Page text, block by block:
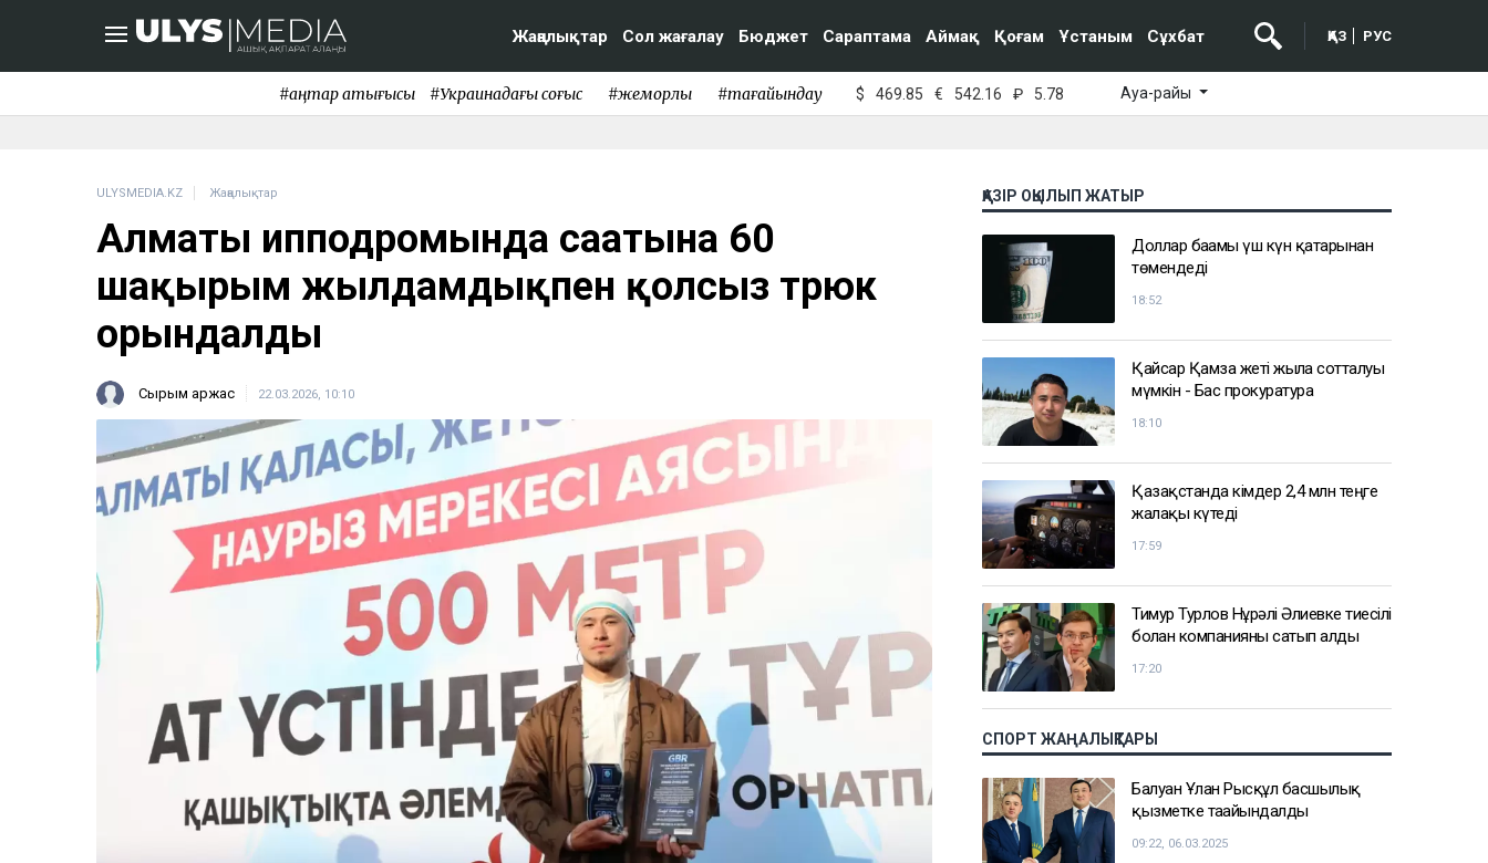
Жаңалықтар Сол жағалау Бюджет Сараптама Аймақ Қоғам Ұстаным Сұхбат ҚАЗ РУС
#қаңтар қақтығысы #Украинадағы соғыс #жемқорлық #тағайындау $ 469.85 € 542.16 ₽ 5.78 Ауа-райы
ULYSMEDIA.KZ Жаңалықтар
Алматы ипподромында сағатына 60
шақырым жылдамдықпен қолсыз трюк
орындалды
Сырым Қаржас 22.03.2026, 10:10
ҚАЗІР ОҚЫЛЫП ЖАТЫР
Доллар бағамы үш күн қатарынан
төмендеді
18:52
Қайсар Қамза жеті жылға сотталуы
мүмкін - Бас прокуратура
18:10
Қазақстанда кімдер 2,4 млн теңге
жалақы күтеді
17:59
Тимур Турлов Нұрәлі Әлиевке тиесілі
болған компанияны сатып алды
17:20
СПОРТ ЖАҢАЛЫҚТАРЫ
Балуан Ұлан Рысқұл басшылық
қызметке тағайындалды
09:22, 06.03.2025